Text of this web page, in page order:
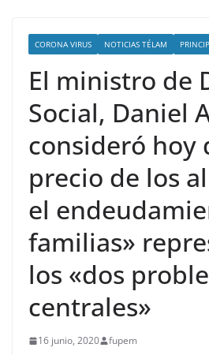
CORONA VIRUS NOTICIAS TÉLAM
El ministro de
Social, Daniel
consideró hoy
precio de los
el
familias»
los «dos
centrales»
16 junio, 2020 fupem